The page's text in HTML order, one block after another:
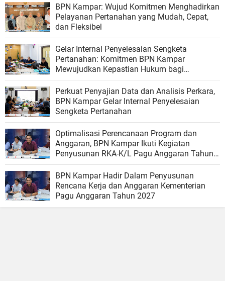
BPN Kampar: Wujud Komitmen Menghadirkan
Pelayanan Pertanahan yang Mudah, Cepat,
dan Fleksibel
Gelar Internal Penyelesaian Sengketa
Pertanahan: Komitmen BPN Kampar
Mewujudkan Kepastian Hukum bagi
Masyarakat
Perkuat Penyajian Data dan Analisis Perkara,
BPN Kampar Gelar Internal Penyelesaian
Sengketa Pertanahan
Optimalisasi Perencanaan Program dan
Anggaran, BPN Kampar Ikuti Kegiatan
Penyusunan RKA-K/L Pagu Anggaran Tahun
2027
BPN Kampar Hadir Dalam Penyusunan
Rencana Kerja dan Anggaran Kementerian
Pagu Anggaran Tahun 2027